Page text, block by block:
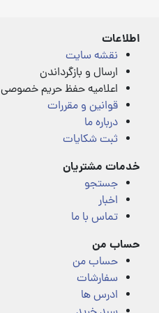
اطلاعات
نقشه سایت
ارسال و بازگرداندن
اعلامیه حفظ حریم خصوصی
قوانین و مقررات
درباره ما
ثبت شکایات
خدمات مشتریان
جستجو
اخبار
تماس با ما
حساب من
حساب من
سفارشات
ادرس ها